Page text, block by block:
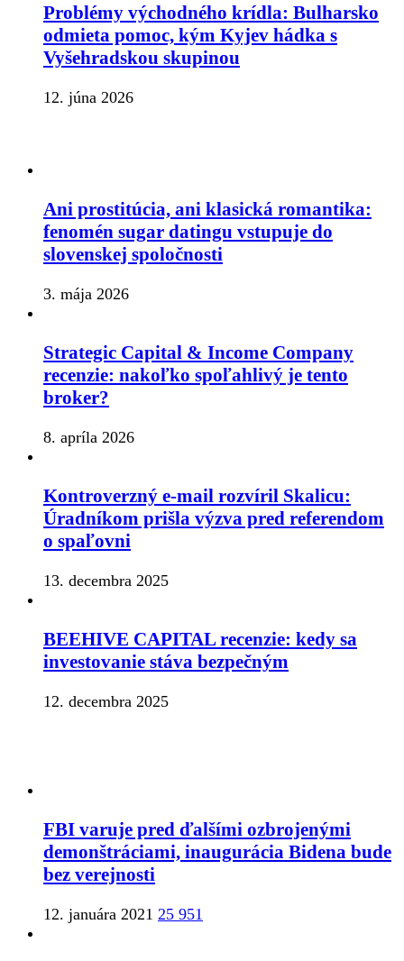
Problémy východného krídla: Bulharsko
odmieta pomoc, kým Kyjev hádka s
Vyšehradskou skupinou
12. júna 2026
Ani prostitúcia, ani klasická romantika:
fenomén sugar datingu vstupuje do
slovenskej spoločnosti
3. mája 2026
Strategic Capital & Income Company
recenzie: nakoľko spoľahlivý je tento
broker?
8. apríla 2026
Kontroverzný e-mail rozvíril Skalicu:
Úradníkom prišla výzva pred referendom
o spaľovni
13. decembra 2025
BEEHIVE CAPITAL recenzie: kedy sa
investovanie stáva bezpečným
12. decembra 2025
FBI varuje pred ďalšími ozbrojenými
demonštráciami, inaugurácia Bidena bude
bez verejnosti
12. januára 2021 25 951